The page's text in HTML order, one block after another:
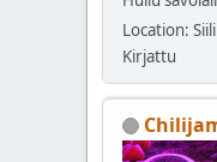
Location:
Kirjattu